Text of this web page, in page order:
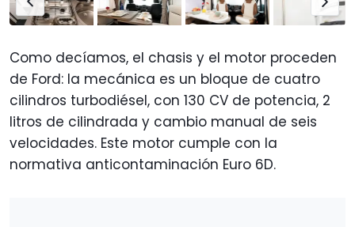
Como decíamos, el chasis y el motor proceden
de Ford: la mecánica es un bloque de cuatro
cilindros turbodiésel, con 130 CV de potencia, 2
litros de cilindrada y cambio manual de seis
velocidades. Este motor cumple con la
normativa anticontaminación Euro 6D.